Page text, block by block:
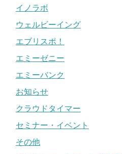
イノラボ
ウェルビーイング
エブリスポ！
エミーゼニー
エミーバンク
お知らせ
クラウドタイマー
セミナー・イベント
その他